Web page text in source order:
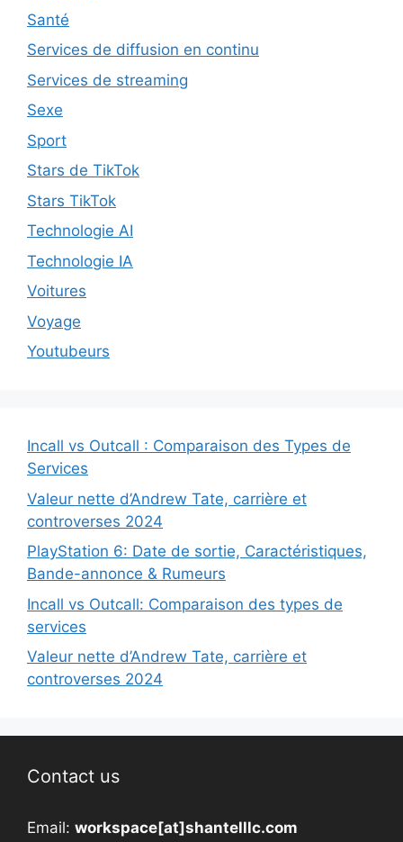
Santé
Services de diffusion en continu
Services de streaming
Sexe
Sport
Stars de TikTok
Stars TikTok
Technologie AI
Technologie IA
Voitures
Voyage
Youtubeurs
Incall vs Outcall : Comparaison des Types de
Services
Valeur nette d’Andrew Tate, carrière et
controverses 2024
PlayStation 6: Date de sortie, Caractéristiques,
Bande-annonce & Rumeurs
Incall vs Outcall: Comparaison des types de
services
Valeur nette d’Andrew Tate, carrière et
controverses 2024
Contact us
Email: workspace[at]shantelllc.com